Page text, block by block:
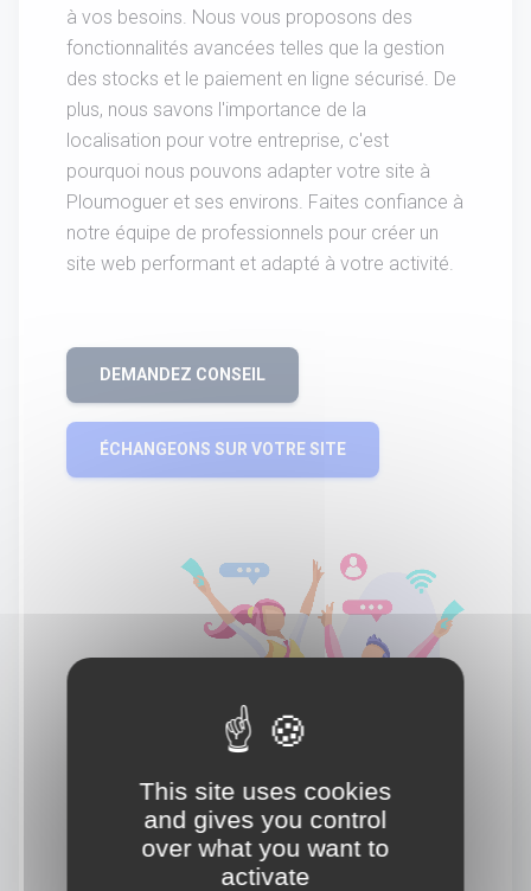
à vos besoins. Nous vous proposons des
fonctionnalités avancées telles que la gestion
des stocks et le paiement en ligne sécurisé. De
plus, nous savons l'importance de la
localisation pour votre entreprise, c'est
pourquoi nous pouvons adapter votre site à
Ploumoguer et ses environs. Faites confiance à
notre équipe de professionnels pour créer un
site web performant et adapté à votre activité.
DEMANDEZ CONSEIL
ÉCHANGEONS SUR VOTRE SITE
This site uses cookies
and gives you control
over what you want to
activate